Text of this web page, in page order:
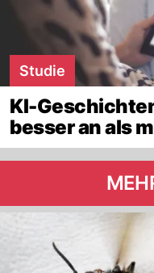
Studie
KI-
besser an als